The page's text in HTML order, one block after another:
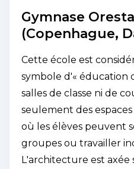
Gymnase
(Copenhague,
Cette école est
symbole d'« éducation
salles de classe ni de
seulement des
où les élèves peuvent
groupes ou travailler
L'architecture est axée